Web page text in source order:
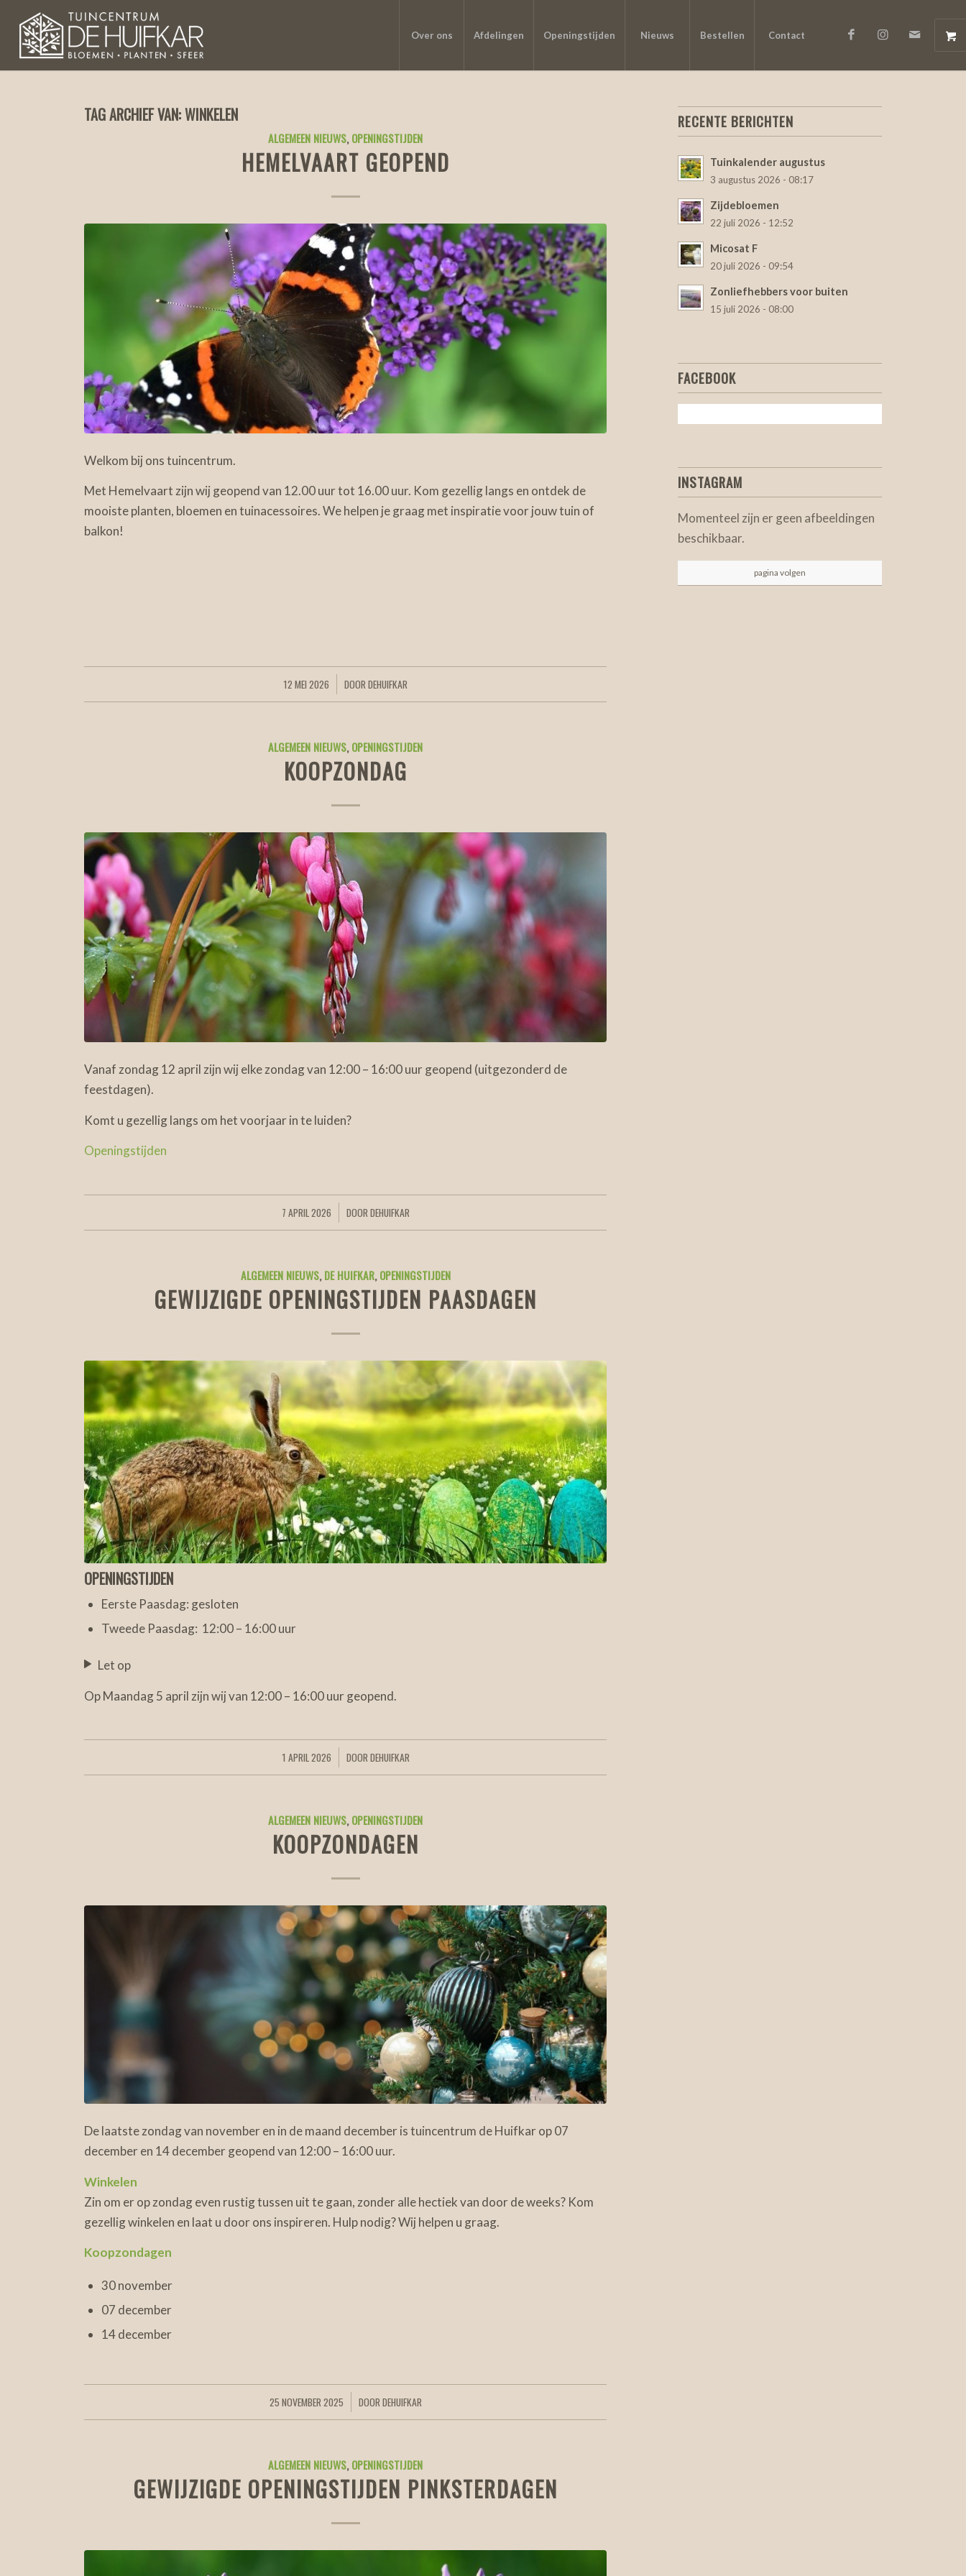
Over ons Afdelingen Openingstijden Nieuws Bestellen Contact
TAG ARCHIEF VAN:WINKELEN
ALGEMEEN NIEUWS,OPENINGSTIJDEN
HEMELVAART GEOPEND
Welkom bij ons tuincentrum.
Met Hemelvaart zijn wij geopend van 12.00 uur tot 16.00 uur. Kom gezellig langs en ontdek de
mooiste planten, bloemen en tuinacessoires. We helpen je graag met inspiratie voor jouw tuin of
balkon!
12 MEI 2026
/ DOORDEHUIFKAR
ALGEMEEN NIEUWS,OPENINGSTIJDEN
KOOPZONDAG
Vanaf zondag 12 april zijn wij elke zondag van 12:00 – 16:00 uur geopend (uitgezonderd de
feestdagen).
Komt u gezellig langs om het voorjaar in te luiden?
Openingstijden
7 APRIL 2026
/ DOOR DEHUIFKAR
ALGEMEEN NIEUWS,DE HUIFKAR,OPENINGSTIJDEN
GEWIJZIGDE OPENINGSTIJDEN PAASDAGEN
OPENINGSTIJDEN
Eerste Paasdag: gesloten
Tweede Paasdag: 12:00 – 16:00 uur
Let op
Op Maandag 5 april zijn wij van 12:00 – 16:00 uur geopend.
1 APRIL 2026
/ DOORDEHUIFKAR
ALGEMEEN NIEUWS,OPENINGSTIJDEN
KOOPZONDAGEN
De laatste zondag van november en in de maand december is tuincentrum de Huifkar op 07
december en 14 december geopend van 12:00 – 16:00 uur.
Winkelen
Zin om er op zondag even rustig tussen uit te gaan, zonder alle hectiek van door de weeks? Kom
gezellig winkelen en laat u door ons inspireren. Hulp nodig? Wij helpen u graag.
Koopzondagen
30 november
07 december
14 december
25 NOVEMBER 2025
/ DOOR DEHUIFKAR
ALGEMEEN NIEUWS,OPENINGSTIJDEN
GEWIJZIGDE OPENINGSTIJDEN PINKSTERDAGEN
RECENTE BERICHTEN
Tuinkalender augustus
3 augustus 2026 - 08:17
Zijdebloemen
22 juli 2026 - 12:52
Micosat F
20 juli 2026 - 09:54
Zonliefhebbers voor buiten
15 juli 2026 - 08:00
FACEBOOK
INSTAGRAM
Momenteel zijn er geen afbeeldingen
beschikbaar.
pagina volgen